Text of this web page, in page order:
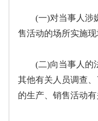
(一)对当事人涉嫌
售活动的场所实施现
(二)向当事人的法
其他有关人员调查
的生产、销售活动有